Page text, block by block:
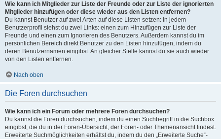
Wie kann ich Mitglieder zur Liste der Freunde oder zur Liste der ignorierten
Mitglieder hinzufügen oder diese wieder aus den Listen entfernen?
Du kannst Benutzer auf zwei Arten auf diese Listen setzen: In jedem
Benutzerprofil siehst du zwei Links: einen zum Hinzufügen zur Liste der
Freunde und einen zum Ignorieren des Benutzers. Außerdem kannst du im
persönlichen Bereich direkt Benutzer zu den Listen hinzufügen, indem du
deren Benutzernamen eingibst. An gleicher Stelle kannst du sie auch wieder
von den Listen entfernen.
Nach oben
Die Foren durchsuchen
Wie kann ich ein Forum oder mehrere Foren durchsuchen?
Du kannst die Foren durchsuchen, indem du einen Suchbegriff in die Suchbox
eingibst, die du in der Foren-Übersicht, der Foren- oder Themenansicht findest.
Erweiterte Suchmöglichkeiten erhältst du, indem du den „Erweiterte Suche“-